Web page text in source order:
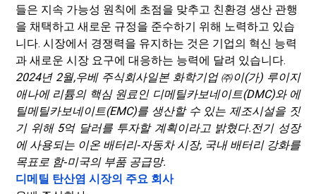
들은 지속 가능성 원칙에 초점을 맞추고 친환경 생산 관행
을 채택하고 새로운 규정을 준수하기 위해 노력하고 있습
니다. 시장에서 경쟁력을 유지하는 것은 기업의 혁신 능력
과 새로운 시장 요구에 대응하는 능력에 달려 있습니다.
2024년 2월,우베 주식회사일본 화학기업 ㈜이(가) 루이지
애나에 리튬의 핵심 원료인 디메틸카보네이트(DMC)와 에
틸메틸카보네이트(EMC)를 생산할 수 있는 제조시설을 짓
기 위해 5억 달러를 투자할 계획이라고 밝혔다.전기 성장
에 사용되는 이온 배터리‑자동차 시장, 국내 배터리 강화를
목표로 함‑미국의 부품 공급망.
디메틸 탄산염 시장의 주요 회사